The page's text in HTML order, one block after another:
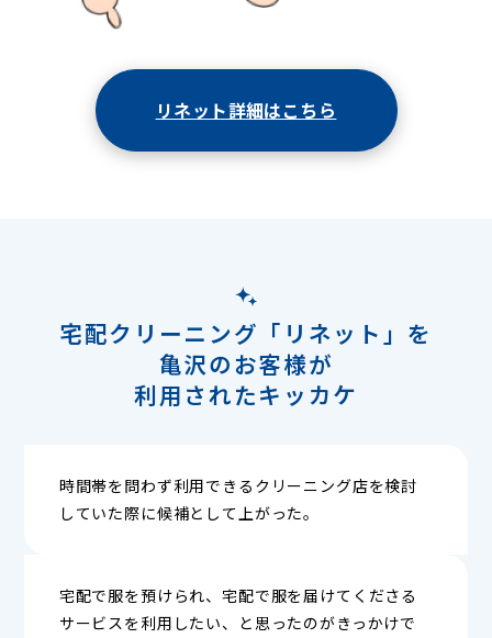
リネット詳細はこちら
宅配クリーニング「リネット」を
亀沢のお客様が
利用されたキッカケ
時間帯を問わず利用できるクリーニング店を検討
していた際に候補として上がった。
宅配で服を預けられ、宅配で服を届けてくださる
サービスを利用したい、と思ったのがきっかけで